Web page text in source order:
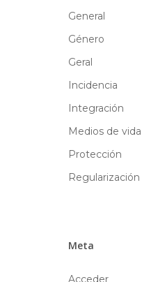
General
Género
Geral
Incidencia
Integración
Medios de vida
Protección
Regularización
Meta
Acceder